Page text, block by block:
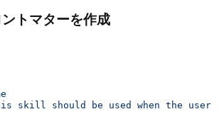
トマターを作成
skill should be used when the user